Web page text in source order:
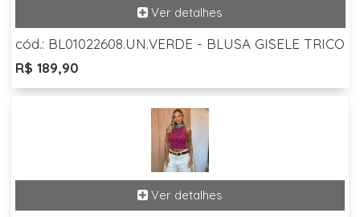
cód.: BL01022608.UN.VERDE - BLUSA GISELE TRICO
R$ 189,90